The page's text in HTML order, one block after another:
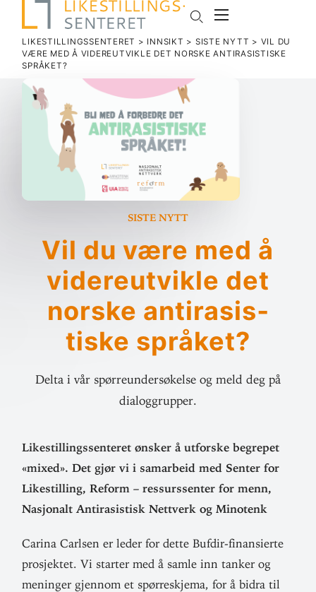
LIKESTILLINGSSENTERET > INNSIKT > SISTE NYTT > VIL DU
VÆRE MED Å VIDERE­UT­VIKLE DET NORSKE ANTI­RA­SIS­TISKE
SPRÅKET?
Siste nytt
Vil du være med å
videre­ut­vikle det
norske anti­ra­sis­
tiske språket?
Delta i vår spørreundersøkelse og meld deg på
dialoggrupper.
Like­stil­lings­sen­teret ønsker å utforske begrepet
«mixed». Det gjør vi i sam­arbeid med Senter for
Like­stilling, Reform – res­surs­senter for menn,
Nasjonalt Anti­ra­sistisk Nettverk og Minotenk
Carina Carlsen er leder for dette Bufdir-finansierte
pro­sjektet. Vi starter med å samle inn tanker og
meninger gjennom et spørre­skjema, for å bidra til